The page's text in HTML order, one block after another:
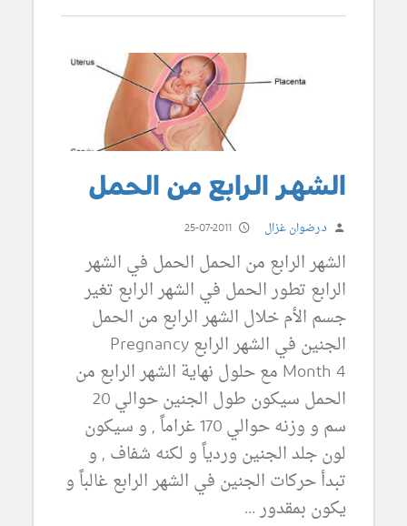
الشهر الرابع من الحمل
د.رضوان غزال 25-07-2011
الشهر الرابع من الحمل الحمل في الشهر
الرابع تطور الحمل في الشهر الرابع تغير
جسم الأم خلال الشهر الرابع من الحمل
الجنين في الشهر الرابع Pregnancy
Month 4 مع حلول نهاية الشهر الرابع من
الحمل سيكون طول الجنين حوالي 20
سم و وزنه حوالي 170 غراماً , و سيكون
لون جلد الجنين وردياً و لكنه شفاف , و
تبدأ حركات الجنين في الشهر الرابع غالباً و
يكون بمقدور …